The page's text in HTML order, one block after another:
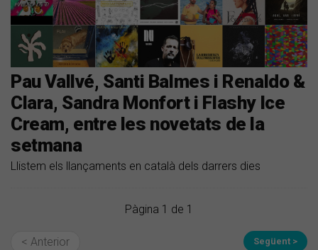
Pau Vallvé, Santi Balmes i Renaldo &
Clara, Sandra Monfort i Flashy Ice
Cream, entre les novetats de la
setmana
Llistem els llançaments en català dels darrers dies
Pàgina 1 de 1
< Anterior Següent >